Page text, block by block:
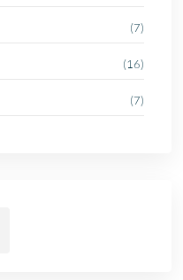
(7)
(16)
(7)